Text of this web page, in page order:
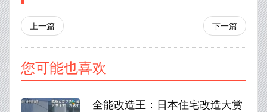
上一篇 下一篇
您可能也喜欢
全能改造王：日本住宅改造大赏